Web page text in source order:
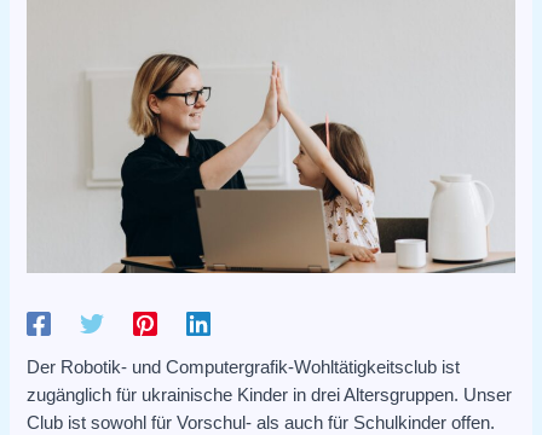
Der Robotik- und Computergrafik-Wohltätigkeitsclub ist
zugänglich für ukrainische Kinder in drei Altersgruppen. Unser
Club ist sowohl für Vorschul- als auch für Schulkinder offen.